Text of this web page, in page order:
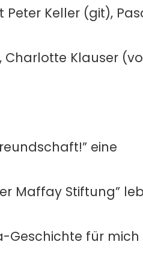
Keller (git),
Klauser
eine
Maffay Stiftung”
Geschichte für